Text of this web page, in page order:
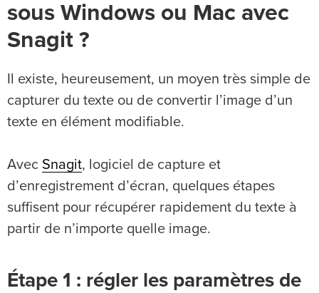
sous Windows ou Mac avec
Snagit ?
Il existe, heureusement, un moyen très simple de
capturer du texte ou de convertir l’image d’un
texte en élément modifiable.
Avec Snagit, logiciel de capture et
d’enregistrement d’écran, quelques étapes
suffisent pour récupérer rapidement du texte à
partir de n’importe quelle image.
Étape 1 : régler les paramètres de